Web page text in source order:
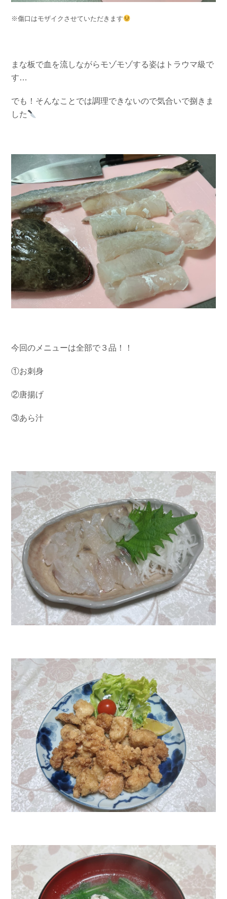
※傷口はモザイクさせていただきます
まな板で血を流しながらモゾモゾする姿はトラウマ級で
す…
でも！そんなことでは調理できないので気合いで捌きま
した
今回のメニューは全部で３品！！
①お刺身
②唐揚げ
③あら汁